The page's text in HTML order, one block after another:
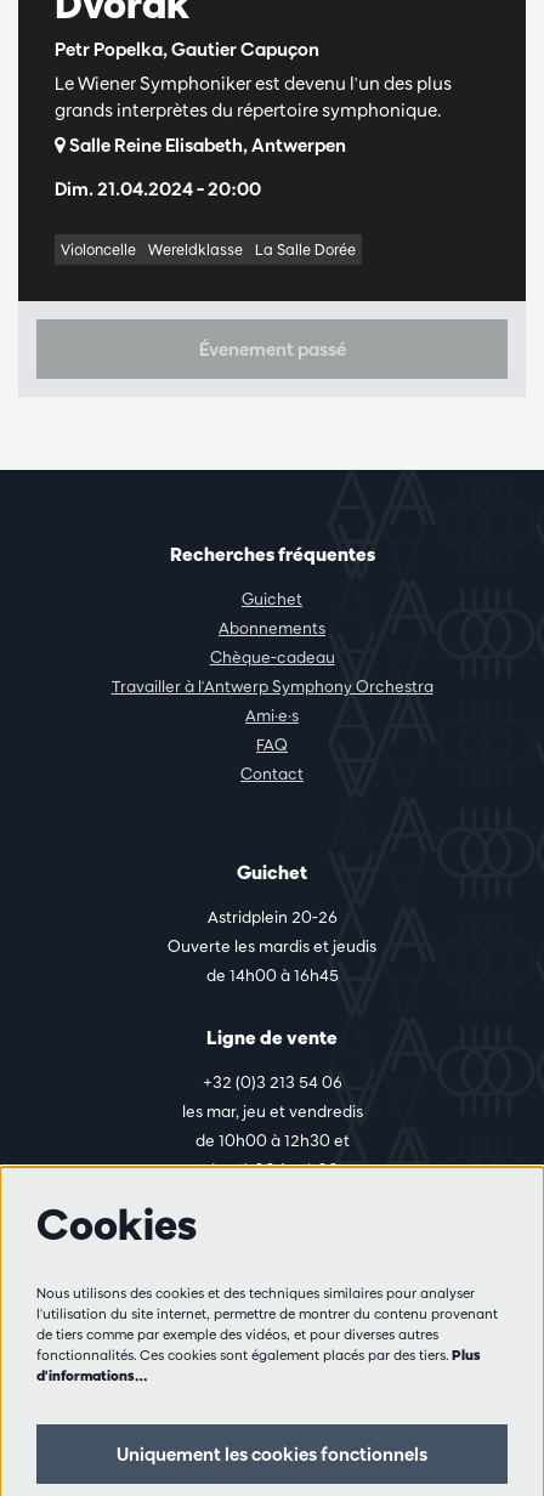
Petr Popelka, Gautier Capuçon
Dim. 21.04.2024– 20:00
Le Wiener Symphoniker est devenu l'un des plus
grands interprètes du répertoire symphonique.
Salle Reine Elisabeth, Antwerpen
Violoncelle Wereldklasse La Salle Dorée
Évenement passé
Recherches fréquentes
Guichet
Abonnements
Chèque-cadeau
Travailler à l'Antwerp Symphony Orchestra
Ami·e·s
FAQ
Contact
Guichet
Astridplein 20-26
Ouverte les mardis et jeudis
de 14h00 à 16h45
Ligne de vente
+32 (0)3 213 54 06
les mar, jeu et vendredis
de 10h00 à 12h30 et
de 14h00 à 17h00
Règlement des visiteurs
Vie privée
Partenaires
Cookies
Nous utilisons des cookies et des techniques similaires pour analyser
l'utilisation du site internet, permettre de montrer du contenu provenant
de tiers comme par exemple des vidéos, et pour diverses autres
fonctionnalités. Ces cookies sont également placés par des tiers. Plus
d'informations…
Uniquement les cookies fonctionnels